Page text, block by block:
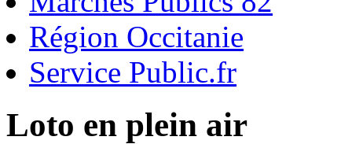
Région Occitanie
Service Public.fr
Loto en plein air